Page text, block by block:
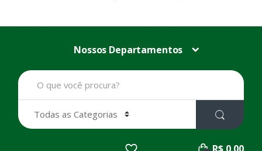
Nossos Departamentos
B
u
a
r